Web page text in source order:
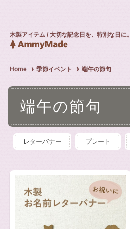
木製アイテム / 大切な記念日を、特別な日に。
Home 季節イベント 端午の節句
端午の節句
レターバナー プレート